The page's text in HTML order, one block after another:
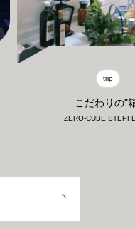
trip
こだわりの"
ZERO-CUBE